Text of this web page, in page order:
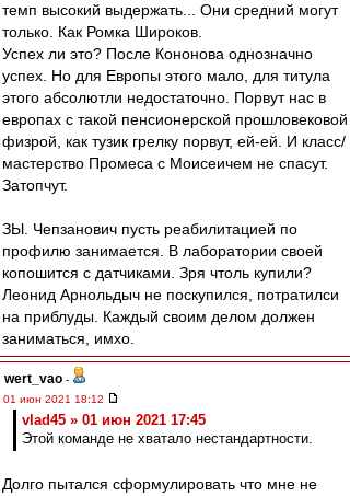
темп высокий выдержать... Они средний могут
только. Как Ромка Широков.
Успех ли это? После Кононова однозначно
успех. Но для Европы этого мало, для титула
этого абсолютли недостаточно. Порвут нас в
европах с такой пенсионерской прошловековой
физрой, как тузик грелку порвут, ей-ей. И класс/
мастерство Промеса с Моисеичем не спасут.
Затопчут.
ЗЫ. Чепзанович пусть реабилитацией по
профилю занимается. В лаборатории своей
копошится с датчиками. Зря чтоль купили?
Леонид Арнольдыч не поскупился, потратилси
на приблуды. Каждый своим делом должен
заниматься, имхо.
wert_vao -
01 июн 2021 18:12
vlad45 » 01 июн 2021 17:45
Этой команде не хватало нестандартности.
Долго пытался сформулировать что мне не